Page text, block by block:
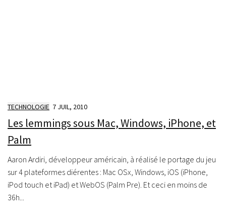
TECHNOLOGIE 7 JUIL, 2010
Les lemmings sous Mac, Windows, iPhone, et
Palm
Aaron Ardiri , développeur américain, à réalisé le portage du jeu
sur 4 plateformes différentes : Mac OSx, Windows, iOS (iPhone,
iPod touch et iPad) et WebOS (Palm Pre). Et ceci en moins de
36h...